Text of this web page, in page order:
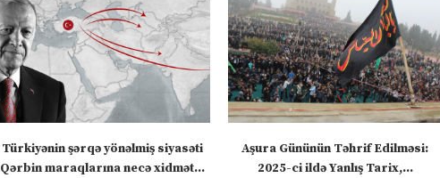
Türkiyənin şərqə yönəlmiş siyasəti
Qərbin maraqlarına necə xidmət...
Aşura Gününün Təhrif Edilməsi:
2025-ci ildə Yanlış Tarix,...